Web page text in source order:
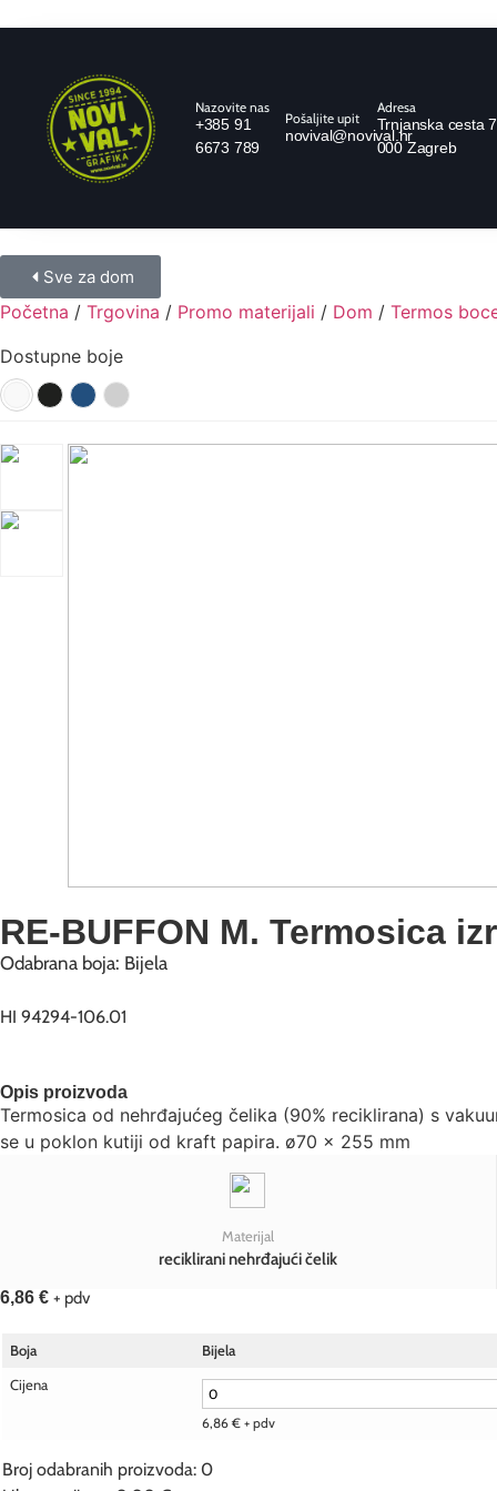
Nazovite nas
+385 91
6673 789
Pošaljite upit
novival@novival.hr
Adresa
Trnjanska cesta
000 Zagreb
Sve za dom
Početna / Trgovina / Promo materijali / Dom / Termos
Dostupne boje
RE-BUFFON M. Termosica
Odabrana boja: Bijela
HI 94294-106.01
Opis proizvoda
Termosica od nehrđajućeg čelika (90% reciklirana) s
se u poklon kutiji od kraft papira. ø70 x 255 mm
Materijal
reciklirani nehrđajući čelik
6,86 € + pdv
Boja Bijela
Cijena
6,86 € + pdv
Broj odabranih proizvoda: 0